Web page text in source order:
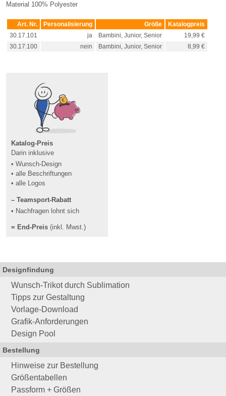
Material 100% Polyester
Art. Nr. Personalisierung Größe
Katalogpreis
30.17.101
ja Bambini, Junior, Senior
19,99 €
30.17.100
nein Bambini, Junior, Senior 8,99 €
Katalog-Preis
Darin inklusive
• Wunsch-Design
• alle Beschriftungen
• alle Logos
– Teamsport-Rabatt
• Nachfragen lohnt sich
= End-Preis (inkl. Mwst.)
Designfindung
Wunsch-Trikot durch Sublimation
Tipps zur Gestaltung
Vorlage-Download
Grafik-Anforderungen
Design Pool
Bestellung
Hinweise zur Bestellung
Größentabellen
Passform + Größen